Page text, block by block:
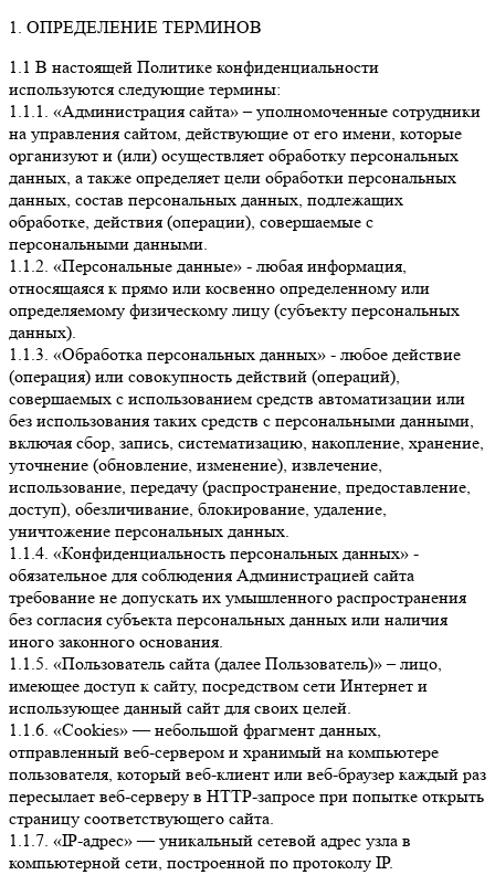
1. ОПРЕДЕЛЕНИЕ ТЕРМИНОВ
1.1 В настоящей Политике конфиденциальности
используются следующие термины:
1.1.1. «Администрация сайта» – уполномоченные сотрудники
на управления сайтом, действующие от его имени, которые
организуют и (или) осуществляет обработку персональных
данных, а также определяет цели обработки персональных
данных, состав персональных данных, подлежащих
обработке, действия (операции), совершаемые с
персональными данными.
1.1.2. «Персональные данные» - любая информация,
относящаяся к прямо или косвенно определенному или
определяемому физическому лицу (субъекту персональных
данных).
1.1.3. «Обработка персональных данных» - любое действие
(операция) или совокупность действий (операций),
совершаемых с использованием средств автоматизации или
без использования таких средств с персональными данными,
включая сбор, запись, систематизацию, накопление, хранение,
уточнение (обновление, изменение), извлечение,
использование, передачу (распространение, предоставление,
доступ), обезличивание, блокирование, удаление,
уничтожение персональных данных.
1.1.4. «Конфиденциальность персональных данных» -
обязательное для соблюдения Администрацией сайта
требование не допускать их умышленного распространения
без согласия субъекта персональных данных или наличия
иного законного основания.
1.1.5. «Пользователь сайта (далее Пользователь)» – лицо,
имеющее доступ к сайту, посредством сети Интернет и
использующее данный сайт для своих целей.
1.1.6. «Cookies» — небольшой фрагмент данных,
отправленный веб-сервером и хранимый на компьютере
пользователя, который веб-клиент или веб-браузер каждый раз
пересылает веб-серверу в HTTP-запросе при попытке открыть
страницу соответствующего сайта.
1.1.7. «IP-адрес» — уникальный сетевой адрес узла в
компьютерной сети, построенной по протоколу IP.